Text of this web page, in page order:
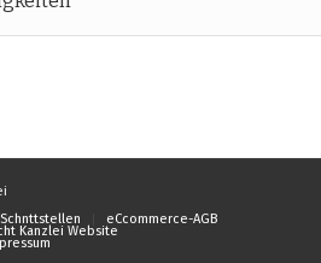
Schnttstellen eCcommerce-AGB
Kanzlei Website